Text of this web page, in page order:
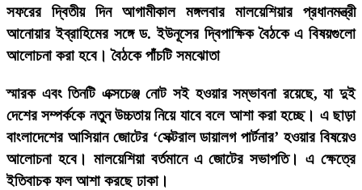
সফরের দ্বিতীয় দিন আগামীকাল মঙ্গলবার মালয়েশিয়ার প্রধানমন্ত্রী
আনোয়ার ইব্রাহিমের সঙ্গে ড. ইউনূসের দ্বিপাক্ষিক বৈঠকে এ বিষয়গুলো
আলোচনা করা হবে। বৈঠকে পাঁচটি সমঝোতা
স্মারক এবং তিনটি এক্সচেঞ্জ নোট সই হওয়ার সম্ভাবনা রয়েছে, যা দুই
দেশের সম্পর্ককে নতুন উচ্চতায় নিয়ে যাবে বলে আশা করা হচ্ছে। এ ছাড়া
বাংলাদেশের আসিয়ান জোটের ‘সেক্টরাল ডায়ালগ পার্টনার’ হওয়ার বিষয়েও
আলোচনা হবে। মালয়েশিয়া বর্তমানে এ জোটের সভাপতি। এ ক্ষেত্রে
ইতিবাচক ফল আশা করছে ঢাকা।